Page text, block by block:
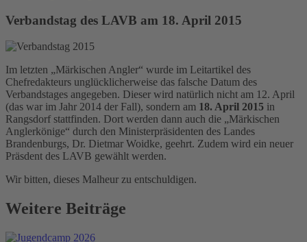
Verbandstag des LAVB am 18. April 2015
Im letzten „Märkischen Angler“ wurde im Leitartikel des
Chefredakteurs unglücklicherweise das falsche Datum des
Verbandstages angegeben. Dieser wird natürlich nicht am 12. April
(das war im Jahr 2014 der Fall), sondern am 18. April 2015 in
Rangsdorf stattfinden. Dort werden dann auch die „Märkischen
Anglerkönige“ durch den Ministerpräsidenten des Landes
Brandenburgs, Dr. Dietmar Woidke, geehrt. Zudem wird ein neuer
Präsdent des LAVB gewählt werden.
Wir bitten, dieses Malheur zu entschuldigen.
Weitere Beiträge